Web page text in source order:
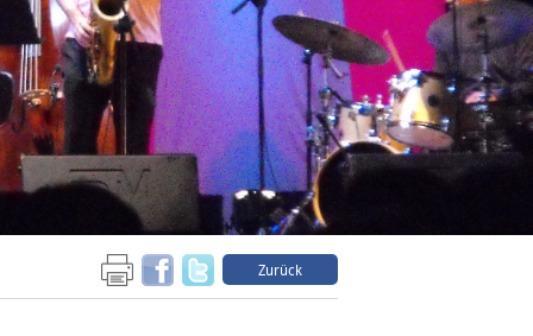
Zurück